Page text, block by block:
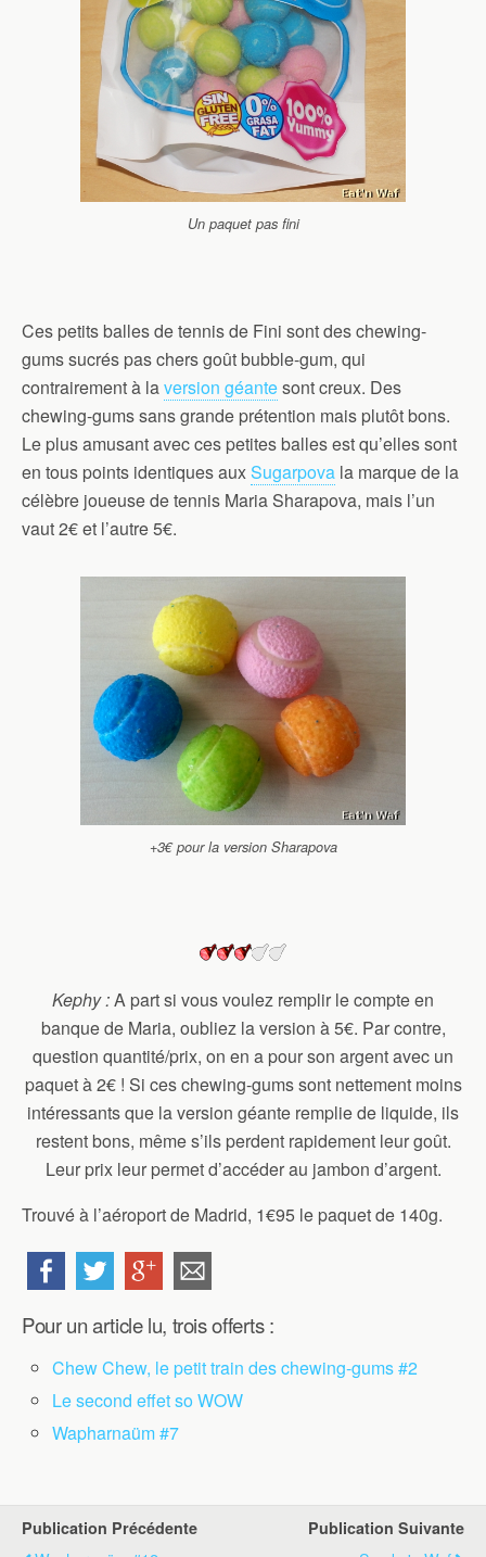
Un paquet pas fini
Ces petits balles de tennis de Fini sont des chewing-
gums sucrés pas chers goût bubble-gum, qui
contrairement à laversion géantesont creux. Des
chewing-gums sans grande prétention mais plutôt bons.
Le plus amusant avec ces petites balles est qu’elles sont
en tous points identiques auxSugarpova la marque de la
célèbre joueuse de tennis Maria Sharapova, mais l’un
vaut 2€ et l’autre 5€.
+3€ pour la version Sharapova
Kephy :A part si vous voulez remplir le compte en
banque de Maria, oubliez la version à 5€. Par contre,
question quantité/prix, on en a pour son argent avec un
paquet à 2€ ! Si ces chewing-gums sont nettement moins
intéressants que la version géante remplie de liquide, ils
restent bons, même s’ils perdent rapidement leur goût.
Leur prix leur permet d’accéder au jambon d’argent.
Trouvé à l’aéroport de Madrid, 1€95 le paquet de 140g.
Pour un article lu, trois offerts :
Chew Chew, le petit train des chewing-gums #2
Le second effet so WOW
Wapharnaüm #7
Publication Précédente Publication Suivante